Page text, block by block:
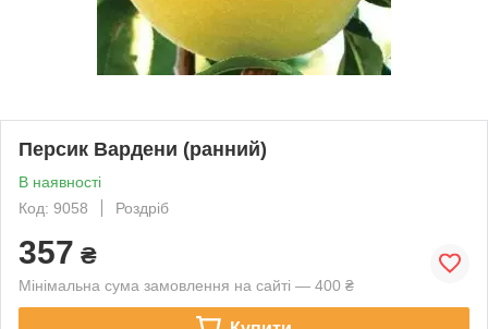
Персик Вардени (ранний)
В наявності
Код: 9058
Роздріб
357 ₴
Мінімальна сума замовлення на сайті — 400 ₴